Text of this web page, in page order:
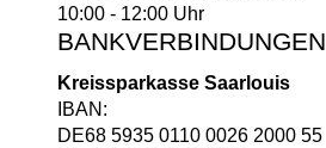
10:00 - 12:00 Uhr
BANKVERBINDUNGEN
Kreissparkasse Saarlouis
IBAN:
DE68 5935 0110 0026 2000 55